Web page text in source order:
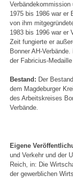
1975 bis 1986 war er
von ihm
1983 bis 1996 war er
Zeit fungierte er
Bonner AH-
der Fabricius-
Bestand: Der
dem Magdeburger
des Arbeitskreises
Verbände.
Eigene
und Verkehr und der
Reich, in: Die
der gewerblichen